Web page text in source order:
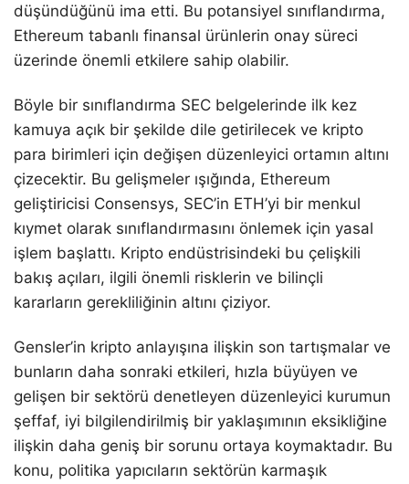
düşündüğünü ima etti. Bu potansiyel sınıflandırma,
Ethereum tabanlı finansal ürünlerin onay süreci
üzerinde önemli etkilere sahip olabilir.
Böyle bir sınıflandırma SEC belgelerinde ilk kez
kamuya açık bir şekilde dile getirilecek ve kripto
para birimleri için değişen düzenleyici ortamın altını
çizecektir. Bu gelişmeler ışığında, Ethereum
geliştiricisi Consensys, SEC’in ETH’yi bir menkul
kıymet olarak sınıflandırmasını önlemek için yasal
işlem başlattı. Kripto endüstrisindeki bu çelişkili
bakış açıları, ilgili önemli risklerin ve bilinçli
kararların gerekliliğinin altını çiziyor.
Gensler’in kripto anlayışına ilişkin son tartışmalar ve
bunların daha sonraki etkileri, hızla büyüyen ve
gelişen bir sektörü denetleyen düzenleyici kurumun
şeffaf, iyi bilgilendirilmiş bir yaklaşımının eksikliğine
ilişkin daha geniş bir sorunu ortaya koymaktadır. Bu
konu, politika yapıcıların sektörün karmaşık